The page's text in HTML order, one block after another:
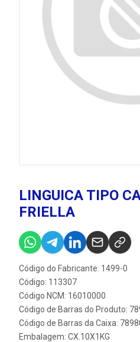
LINGUICA TIPO
FRIELLA
Código do Fabricante: 1499-0
Código: 113307
Código NCM: 16010000
Código de Barras do Produto:
Código de Barras da Caixa:
Embalagem: CX.10X1KG